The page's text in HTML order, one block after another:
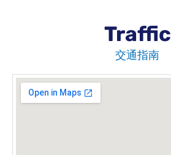
Traffic
交通指南